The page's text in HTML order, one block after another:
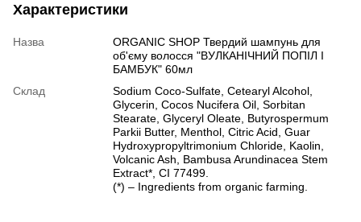
Характеристики
Назва
ORGANIC SHOP Твердий шампунь для
об'єму волосся "ВУЛКАНІЧНИЙ ПОПІЛ І
БАМБУК" 60мл
Склад
Sodium Coco-Sulfate, Cetearyl Alcohol,
Glycerin, Cocos Nucifera Oil, Sorbitan
Stearate, Glyceryl Oleate, Butyrospermum
Parkii Butter, Menthol, Citric Acid, Guar
Hydroxypropyltrimonium Chloride, Kaolin,
Volcanic Ash, Bambusa Arundinacea Stem
Extract*, CI 77499.
(*) – Ingredients from organic farming.